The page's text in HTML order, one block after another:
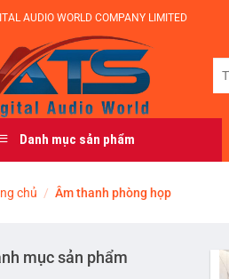
AUDIO WORLD COMPANY LIMITED
Danh mục sản phẩm
chủ / Âm thanh phòng họp
mục sản phẩm